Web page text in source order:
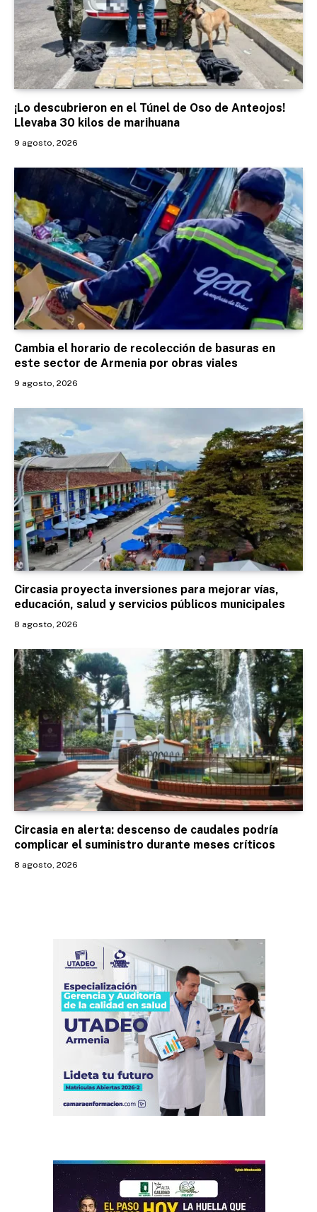
¡Lo descubrieron en el Túnel de Oso de Anteojos!
Llevaba 30 kilos de marihuana
9 agosto, 2026
Cambia el horario de recolección de basuras en
este sector de Armenia por obras viales
9 agosto, 2026
Circasia proyecta inversiones para mejorar vías,
educación, salud y servicios públicos municipales
8 agosto, 2026
Circasia en alerta: descenso de caudales podría
complicar el suministro durante meses críticos
8 agosto, 2026